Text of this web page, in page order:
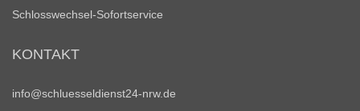
Schlosswechsel-Sofortservice
KONTAKT
info@schluesseldienst24-nrw.de